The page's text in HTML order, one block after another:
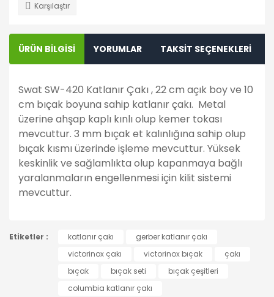
Karşılaştır
ÜRÜN BİLGİSİ YORUMLAR TAKSİT SEÇENEKLERİ
Swat SW-420 Katlanır Çakı , 22 cm açık boy ve 10
cm bıçak boyuna sahip katlanır çakı. Metal
üzerine ahşap kaplı kınlı olup kemer tokası
mevcuttur. 3 mm bıçak et kalınlığına sahip olup
bıçak kısmı üzerinde işleme mevcuttur. Yüksek
keskinlik ve sağlamlıkta olup kapanmaya bağlı
yaralanmaların engellenmesi için kilit sistemi
mevcuttur.
Bu ürüne ilk yorumu siz yapın!
diğer konularda yetersiz gördüğünüz noktaları öneri
formunu kullanarak tarafımıza iletebilirsiniz.
Görüş ve önerileriniz için teşekkür ederiz.
Ürün resmi kalitesiz, bozuk veya görüntülenemiyor.
Etiketler : katlanır çakı
gerber katlanır çakı
victorinox çakı
victorinox bıçak
çakı
bıçak
bıçak seti
bıçak çeşitleri
columbia katlanır çakı